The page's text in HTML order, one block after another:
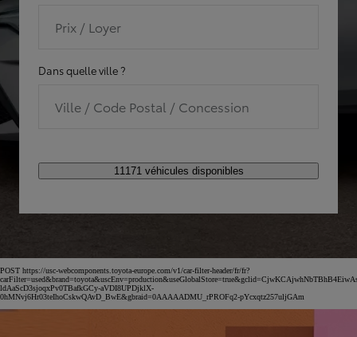
Prix / Loyer
Dans quelle ville ?
Ville / Code Postal / Concession
11171 véhicules disponibles
POST https://usc-webcomponents.toyota-europe.com/v1/car-filter-header/fr/fr?
ldAaScD3sjoqxPv0TBafkGCy-aVDI8UPDjklX-
0hMNvj6Hr03teIhoCskwQAvD_BwE&gbraid=0AAAAADMU_rPROFq2-pYcxqtz257uljGAm